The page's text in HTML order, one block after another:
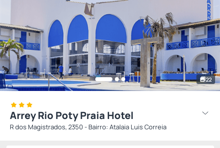
22
Arrey Rio Poty Praia Hotel
R dos Magistrados, 2350 - Bairro: Atalaia Luis Correia